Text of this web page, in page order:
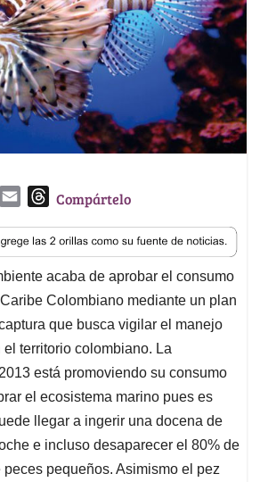
a
i
l
T
r
e
a
d
s
Compártelo
acaba de aprobar el consumo
Colombiano mediante un plan
que busca vigilar el manejo
territorio colombiano. La
está promoviendo su consumo
el ecosistema marino pues es
llegar a ingerir una docena de
e incluso desaparecer el 80% de
peces pequeños. Asimismo el pez